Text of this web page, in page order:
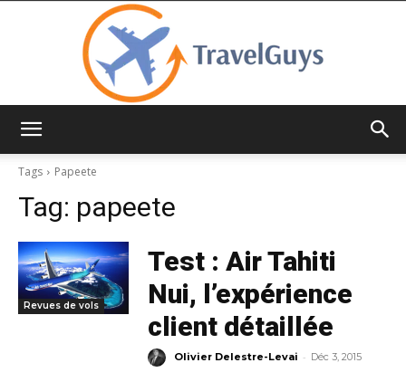
Tags
Papeete
Tag: papeete
Revues de vols
Test : Air Tahiti
Nui, l’expérience
client détaillée
Olivier Delestre-Levai - Déc 3, 2015